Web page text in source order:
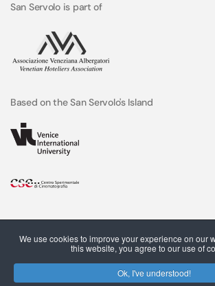
We use cookies to improve your experience on our
this website, you agree to our use of
Ok, I've understood!
San Servolo is part of
Based on the San Servolo's Island